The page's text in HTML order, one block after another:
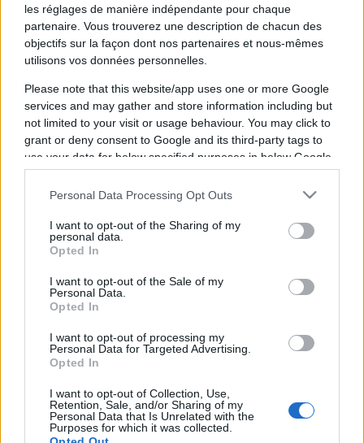
les réglages de manière indépendante pour chaque
partenaire. Vous trouverez une description de chacun des
objectifs sur la façon dont nos partenaires et nous-mêmes
utilisons vos données personnelles.
Please note that this website/app uses one or more Google
services and may gather and store information including but
not limited to your visit or usage behaviour. You may click to
grant or deny consent to Google and its third-party tags to
use your data for below specified purposes in below Google
consent section.
Personal Data Processing Opt Outs
I want to opt-out of the Sharing of my
personal data.
Opted In
I want to opt-out of the Sale of my
Personal Data.
Opted In
I want to opt-out of processing my
Personal Data for Targeted Advertising.
Opted In
I want to opt-out of Collection, Use,
Retention, Sale, and/or Sharing of my
Personal Data that Is Unrelated with the
Purposes for which it was collected.
Vous trouverez ci-dessous la liste des futurs
Subriel Matias. Ce boxeur de Porto Rico est né
il y a 34 ans, en 1992.
Matiasannoncées à la télévision pour le
moment. Nous mettrons cette page à jour dès
que ce sera le cas.
Pour suivre l'
vous rendre chez notre partenaire
RezoSport.com qui sélectionne l'actu boxe issue
des meilleurs médias, et propose également les